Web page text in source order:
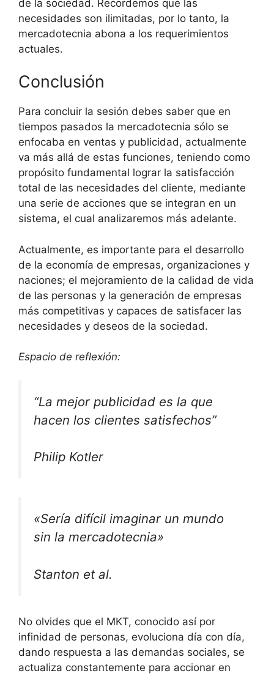
de la sociedad. Recordemos que las
necesidades son ilimitadas, por lo tanto, la
mercadotecnia abona a los requerimientos
actuales.
Conclusión
Para concluir la sesión debes saber que en
tiempos pasados la mercadotecnia sólo se
enfocaba en ventas y publicidad, actualmente
va más allá de estas funciones, teniendo como
propósito fundamental lograr la satisfacción
total de las necesidades del cliente, mediante
una serie de acciones que se integran en un
sistema, el cual analizaremos más adelante.
Actualmente, es importante para el desarrollo
de la economía de empresas, organizaciones y
naciones; el mejoramiento de la calidad de vida
de las personas y la generación de empresas
más competitivas y capaces de satisfacer las
necesidades y deseos de la sociedad.
Espacio de reflexión:
“La mejor publicidad es la que
hacen los clientes satisfechos”
Philip Kotler
«Sería difícil imaginar un mundo
sin la mercadotecnia»
Stanton et al.
No olvides que el MKT, conocido así por
infinidad de personas, evoluciona día con día,
dando respuesta a las demandas sociales, se
actualiza constantemente para accionar en